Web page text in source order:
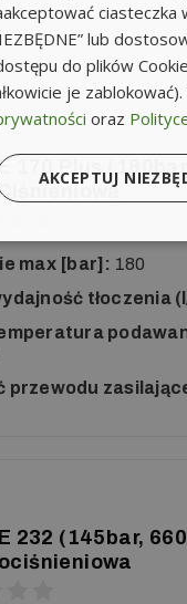
170 Plus
max [bar]: 180
tłoczenia
przewodu
232 (145bar,
ciasteczka
lub
do plików
je
oraz
AKCEPTUJ